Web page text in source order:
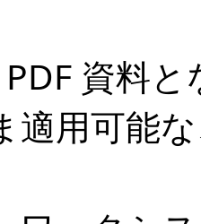
資料
適用可能